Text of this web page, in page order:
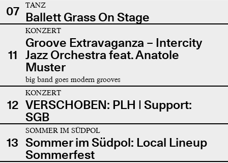
07
TANZ
Ballett Grass On Stage
11
KONZERT
Groove Extravaganza – Intercity
Jazz Orchestra feat. Anatole
Muster
big band goes modern grooves
12
KONZERT
VERSCHOBEN: PLH | Support:
SGB
13
SOMMER IM SÜDPOL
Sommer im Südpol: Local Lineup
Sommerfest